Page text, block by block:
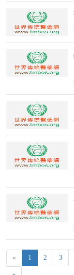
« 1 2 3